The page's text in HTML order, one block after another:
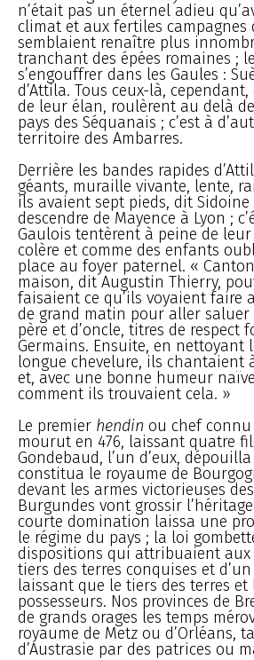
n’était pas un éternel adieu
climat et aux fertiles campagnes
semblaient renaître plus
tranchant des épées romaines ;
s’engouffrer dans les Gaules :
d’Attila. Tous ceux-là,
de leur élan, roulèrent au delà
pays des Séquanais ; c’est à
territoire des Ambarres.
Derrière les bandes rapides
géants, muraille vivante, lente,
ils avaient sept pieds, dit
descendre de Mayence à Lyon ;
Gaulois tentèrent à peine de
colère et comme des enfants
place au foyer paternel. «
maison, dit Augustin Thierry,
faisaient ce qu’ils voyaient
de grand matin pour aller
père et d’oncle, titres de respect
Germains. Ensuite, en
longue chevelure, ils
et, avec une bonne humeur
comment ils trouvaient cela. »
Le premier hendin ou chef
mourut en 476, laissant quatre
Gondebaud, l’un d’eux,
constitua le royaume de
devant les armes victorieuses
Burgundes vont grossir
courte domination laissa une
le régime du pays ; la loi
dispositions qui attribuaient
tiers des terres conquises et
laissant que le tiers des terres
possesseurs. Nos provinces de
de grands orages les temps
royaume de Metz ou d’Orléans,
d’Austrasie par des patrices ou